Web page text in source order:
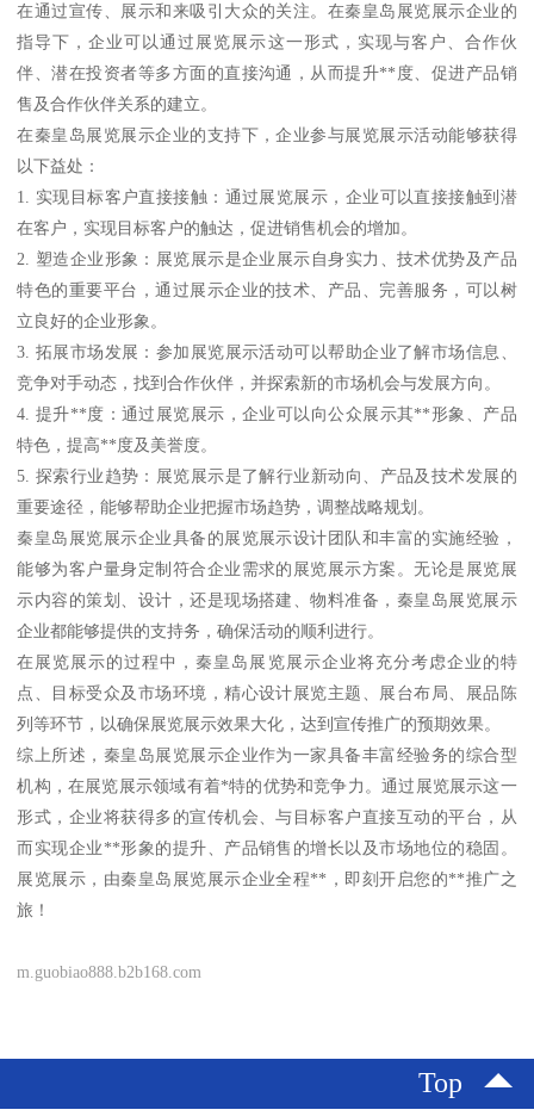
在通过宣传、展示和来吸引大众的关注。在秦皇岛展览展示企业的
指导下，企业可以通过展览展示这一形式，实现与客户、合作伙
伴、潜在投资者等多方面的直接沟通，从而提升**度、促进产品销
售及合作伙伴关系的建立。
在秦皇岛展览展示企业的支持下，企业参与展览展示活动能够获得
以下益处：
1. 实现目标客户直接接触：通过展览展示，企业可以直接接触到潜
在客户，实现目标客户的触达，促进销售机会的增加。
2. 塑造企业形象：展览展示是企业展示自身实力、技术优势及产品
特色的重要平台，通过展示企业的技术、产品、完善服务，可以树
立良好的企业形象。
3. 拓展市场发展：参加展览展示活动可以帮助企业了解市场信息、
竞争对手动态，找到合作伙伴，并探索新的市场机会与发展方向。
4. 提升**度：通过展览展示，企业可以向公众展示其**形象、产品
特色，提高**度及美誉度。
5. 探索行业趋势：展览展示是了解行业新动向、产品及技术发展的
重要途径，能够帮助企业把握市场趋势，调整战略规划。
秦皇岛展览展示企业具备的展览展示设计团队和丰富的实施经验，
能够为客户量身定制符合企业需求的展览展示方案。无论是展览展
示内容的策划、设计，还是现场搭建、物料准备，秦皇岛展览展示
企业都能够提供的支持务，确保活动的顺利进行。
在展览展示的过程中，秦皇岛展览展示企业将充分考虑企业的特
点、目标受众及市场环境，精心设计展览主题、展台布局、展品陈
列等环节，以确保展览展示效果大化，达到宣传推广的预期效果。
综上所述，秦皇岛展览展示企业作为一家具备丰富经验务的综合型
机构，在展览展示领域有着*特的优势和竞争力。通过展览展示这一
形式，企业将获得多的宣传机会、与目标客户直接互动的平台，从
而实现企业**形象的提升、产品销售的增长以及市场地位的稳固。
展览展示，由秦皇岛展览展示企业全程**，即刻开启您的**推广之
旅！
m.guobiao888.b2b168.com
Top